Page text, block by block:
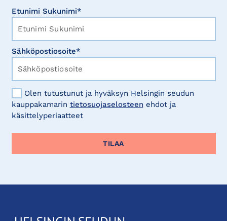
Etunimi Sukunimi*
Sähköpostiosoite*
Olen tutustunut ja hyväksyn Helsingin seudun
kauppakamarin tietosuojaselosteen ehdot ja
käsittelyperiaatteet